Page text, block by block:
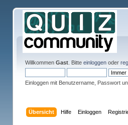
Willkommen Gast. Bitte einloggenoder
Einloggen mit Benutzername, Passwort
Übersicht Hilfe Einloggen